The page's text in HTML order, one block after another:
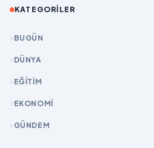
KATEGORILER
BUGÜN
DÜNYA
EĞİTİM
EKONOMİ
GÜNDEM